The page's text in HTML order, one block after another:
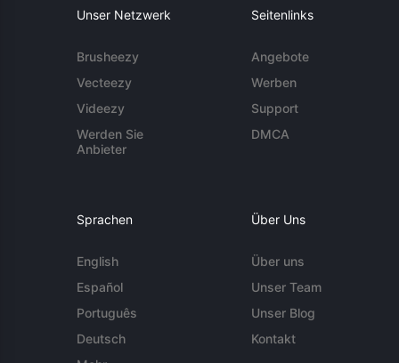
Unser Netzwerk
Brusheezy
Vecteezy
Videezy
Werden Sie
Anbieter
Seitenlinks
Angebote
Werben
Support
DMCA
Sprachen
English
Español
Português
Deutsch
Über Uns
Über uns
Unser Team
Unser Blog
Kontakt